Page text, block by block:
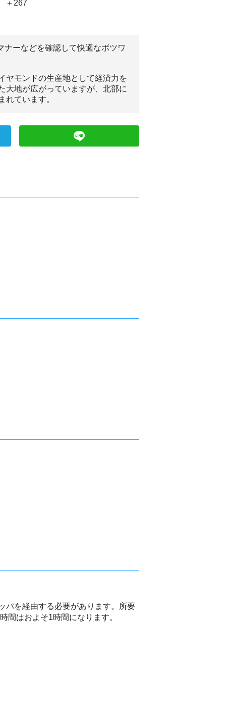
＋267
ーなどを確認して快適なボツワ
ヤモンドの生産地として経済力を
大地が広がっていますが、北部に
ています。
パを経由する必要があります。所要
間はおよそ1時間になります。